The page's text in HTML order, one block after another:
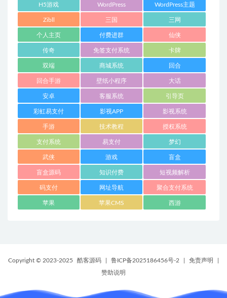
H5游戏 WordPress WordPress主题
Zibll 三国 三网
个人主页 付费进群 仙侠
传奇 免签支付系统 卡牌
双端 商城系统 回合
回合手游 壁纸小程序 大话
安卓 客服系统 引导页
彩虹易支付 影视APP 影视系统
手游 技术教程 授权系统
支付系统 易支付 梦幻
武侠 游戏 盲盒
盲盒源码 知识付费 短视频解析
码支付 网址导航 聚合支付系统
苹果 苹果CMS 西游
Copyright © 2023-2025 酷客源码 鲁ICP备2025186456号-2 免责声明
赞助说明